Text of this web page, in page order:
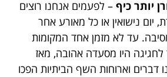
יותר כיף – לפעמים אנחנו רוצים
יום נישואין או כל מאורע אחר
עד לא מזמן אחד המקומות
לחגיגה היו מסעדה אהובה, מאז
דברים וארוחות השף הביתיות הפכו